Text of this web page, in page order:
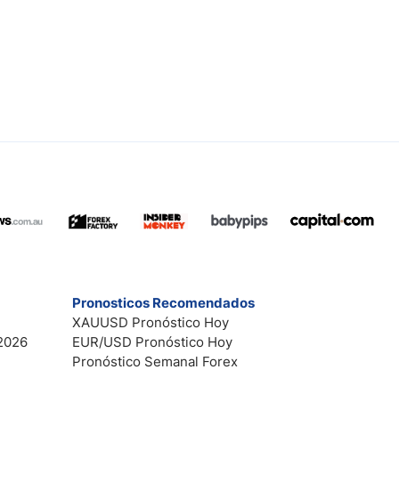
Pronosticos Recomendados
XAUUSD Pronóstico Hoy
EUR/USD Pronóstico Hoy
Pronóstico Semanal Forex